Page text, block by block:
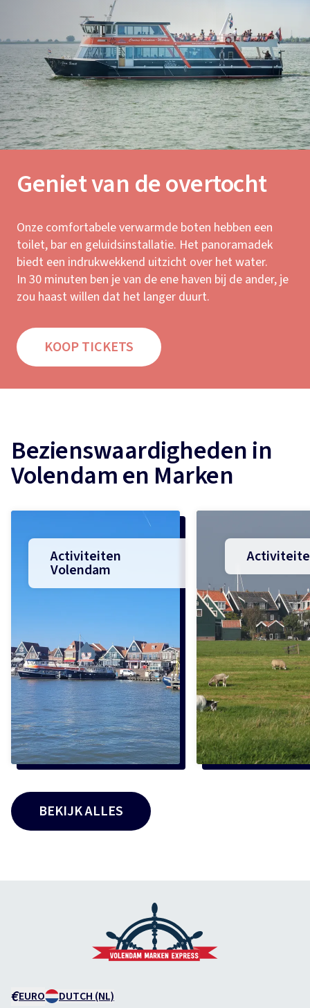
Geniet van de overtocht
Onze comfortabele verwarmde boten hebben een
toilet, bar en geluidsinstallatie. Het panoramadek
biedt een indrukwekkend uitzicht over het water.
In 30 minuten ben je van de ene haven bij de ander, je
zou haast willen dat het langer duurt.
KOOP TICKETS
Bezienswaardigheden in
Volendam en Marken
Activiteiten
Volendam
BEKIJK ALLES
€EURO DUTCH (NL)